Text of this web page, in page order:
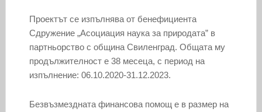
Проектът се изпълнява от бенефициента
Сдружение „Асоциация наука за природата” в
партньорство с община Свиленград. Общата му
продължителност е 38 месеца, с период на
изпълнение: 06.10.2020-31.12.2023.
Безвъзмездната финансова помощ е в размер на